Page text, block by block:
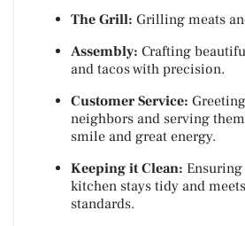
The Grill: Grilling meats
Assembly: Crafting
and tacos with precision.
Customer Service:
neighbors and serving
smile and great energy.
Keeping it Clean:
kitchen stays tidy and
standards.